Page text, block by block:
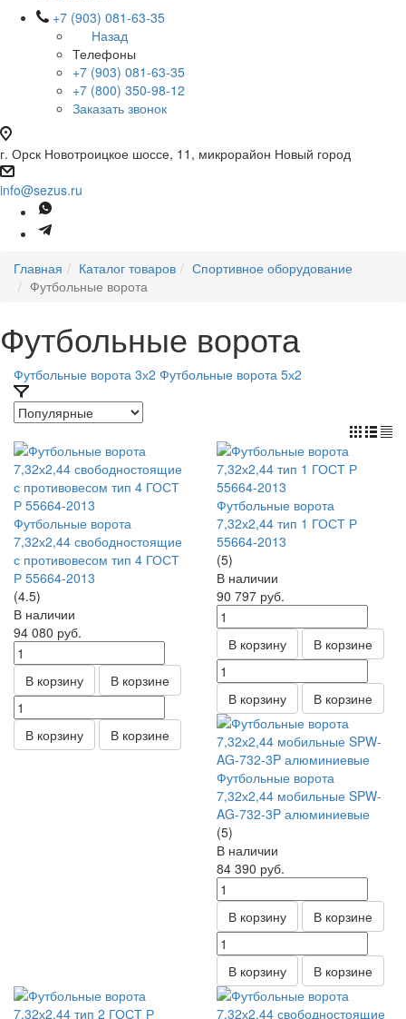
+7 (903) 081-63-35
Назад
Телефоны
+7 (903) 081-63-35
+7 (800) 350-98-12
Заказать звонок
г. Орск Новотроицкое шоссе, 11, микрорайон Новый город
info@sezus.ru
Главная Каталог товаров
Спортивное оборудование
Футбольные ворота
Футбольные ворота
Футбольные ворота 3х2 Футбольные ворота 5х2
Футбольные ворота
7,32х2,44 свободностоящие
с противовесом тип 4 ГОСТ
Р 55664-2013
(4.5)
В наличии
94 080 руб.
В корзину В корзине
В корзину В корзине
Футбольные ворота
7,32х2,44 тип 1 ГОСТ Р
55664-2013
(5)
В наличии
90 797 руб.
В корзину В корзине
В корзину В корзине
Футбольные ворота
7,32х2,44 мобильные SPW-
AG-732-3P алюминиевые
(5)
В наличии
84 390 руб.
В корзину В корзине
В корзину В корзине